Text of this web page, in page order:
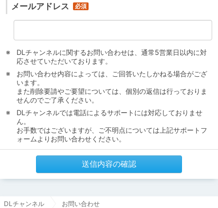
メールアドレス
DLチャンネルに関するお問い合わせは、通常5営業日以内に対
応させていただいております。
お問い合わせ内容によっては、ご回答いたしかねる場合がござ
います。
また削除要請やご要望については、個別の返信は行っておりま
せんのでご了承ください。
DLチャンネルでは電話によるサポートには対応しておりませ
ん。
お手数ではございますが、ご不明点については上記サポートフ
ォームよりお問い合わせください。
送信内容の確認
DLチャンネル お問い合わせ